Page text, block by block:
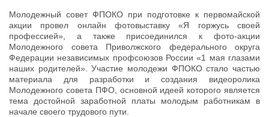
Молодежный совет ФПОКО при подготовке к первомайской
акции провел онлайн фотовыставку «Я горжусь своей
профессией», а также присоединился к фото-акции
Молодежного совета Приволжского федерального округа
Федерации независимых профсоюзов России «1 мая глазами
наших родителей». Участие молодежи ФПОКО стало частью
материала для разработки и создания видеоролика
Молодежного совета ПФО, основной идеей которого является
тема достойной заработной платы молодым работникам в
начале своего трудового пути.